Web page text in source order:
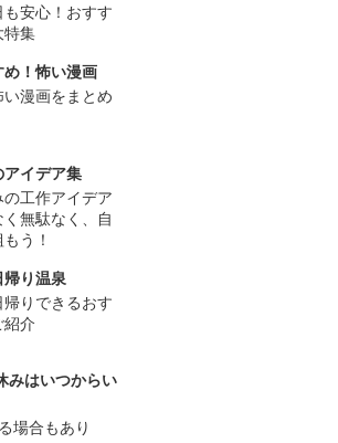
安心！おすす
特集
！怖い漫画
漫画をまとめ
イデア集
工作アイデア
無駄なく、自
う！
り温泉
りできるおす
介
みはいつからい
場合もあり